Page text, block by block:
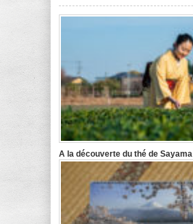
A la découverte du thé de Sayama